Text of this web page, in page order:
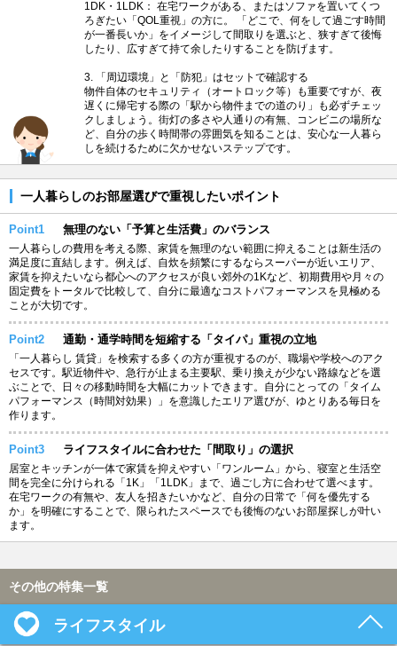
1DK・1LDK： 在宅ワークがある、またはソファを置いてくつ
ろぎたい「QOL重視」の方に。 「どこで、何をして過ごす時間
が一番長いか」をイメージして間取りを選ぶと、狭すぎて後悔
したり、広すぎて持て余したりすることを防げます。
3. 「周辺環境」と「防犯」はセットで確認する
物件自体のセキュリティ（オートロック等）も重要ですが、夜
遅くに帰宅する際の「駅から物件までの道のり」も必ずチェッ
クしましょう。街灯の多さや人通りの有無、コンビニの場所な
ど、自分の歩く時間帯の雰囲気を知ることは、安心な一人暮ら
しを続けるために欠かせないステップです。
一人暮らしのお部屋選びで重視したいポイント
Point1 無理のない「予算と生活費」のバランス
一人暮らしの費用を考える際、家賃を無理のない範囲に抑えることは新生活の
満足度に直結します。例えば、自炊を頻繁にするならスーパーが近いエリア、
家賃を抑えたいなら都心へのアクセスが良い郊外の1Kなど、初期費用や月々の
固定費をトータルで比較して、自分に最適なコストパフォーマンスを見極める
ことが大切です。
Point2 通勤・通学時間を短縮する「タイパ」重視の立地
「一人暮らし 賃貸」を検索する多くの方が重視するのが、職場や学校へのアク
セスです。駅近物件や、急行が止まる主要駅、乗り換えが少ない路線などを選
ぶことで、日々の移動時間を大幅にカットできます。自分にとっての「タイム
パフォーマンス（時間対効果）」を意識したエリア選びが、ゆとりある毎日を
作ります。
Point3 ライフスタイルに合わせた「間取り」の選択
居室とキッチンが一体で家賃を抑えやすい「ワンルーム」から、寝室と生活空
間を完全に分けられる「1K」「1LDK」まで、過ごし方に合わせて選べます。
在宅ワークの有無や、友人を招きたいかなど、自分の日常で「何を優先する
か」を明確にすることで、限られたスペースでも後悔のないお部屋探しが叶い
ます。
その他の特集一覧
ライフスタイル